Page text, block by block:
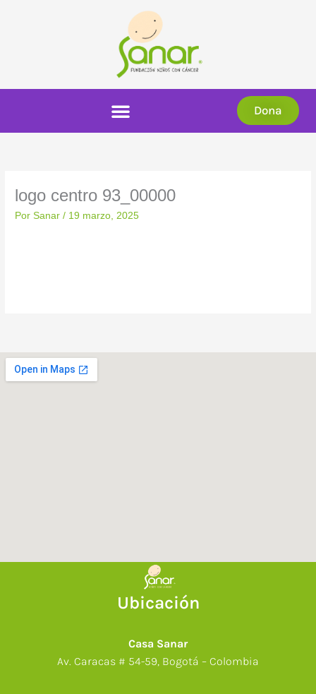
Dona
logo centro 93_00000
PorSanar/ 19 marzo, 2025
Ubicación
Casa Sanar
Av. Caracas # 54-59, Bogotá – Colombia